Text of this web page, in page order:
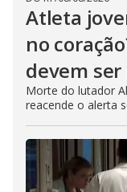
Atleta
no
devem
Morte do lutador
reacende o alerta